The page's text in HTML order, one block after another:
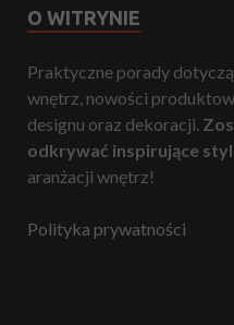
O WITRYNIE
Praktyczne porady
wnętrz, nowości
designu oraz dekoracji.
odkrywać inspirujące
aranżacji wnętrz!
Polityka prywatności